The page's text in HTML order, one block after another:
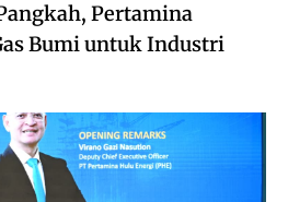
Pertamina
Bumi untuk Industri